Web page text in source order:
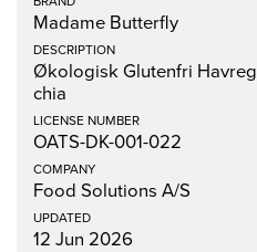
Madame Butterfly
Økologisk Glutenfri
chia
OATS-DK-001-022
Food Solutions A/S
12 Jun 2026